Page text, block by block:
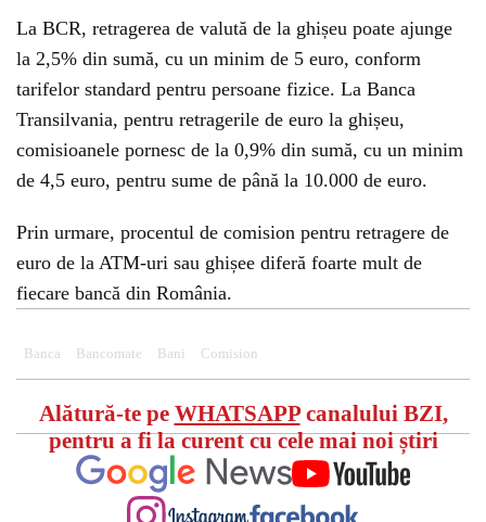
La BCR, retragerea de valută de la ghișeu poate ajunge
la 2,5% din sumă, cu un minim de 5 euro, conform
tarifelor standard pentru persoane fizice. La Banca
Transilvania, pentru retragerile de euro la ghișeu,
comisioanele pornesc de la 0,9% din sumă, cu un minim
de 4,5 euro, pentru sume de până la 10.000 de euro.
Prin urmare, procentul de comision pentru retragere de
euro de la ATM-uri sau ghișee diferă foarte mult de
fiecare bancă din România.
Banca Bancomate Bani Comision
Alătură-te pe WHATSAPPcanalului BZI,
pentru a fi la curent cu cele mai noi știri